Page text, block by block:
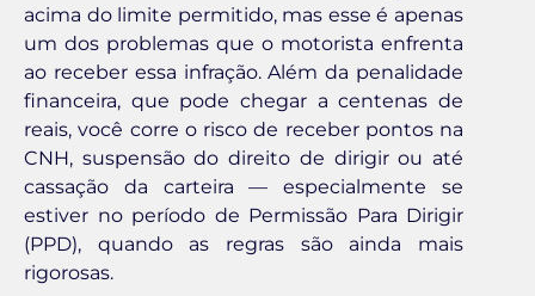
acima do limite permitido, mas esse é apenas
um dos problemas que o motorista enfrenta
ao receber essa infração. Além da penalidade
financeira, que pode chegar a centenas de
reais, você corre o risco de receber pontos na
CNH, suspensão do direito de dirigir ou até
cassação da carteira — especialmente se
estiver no período de Permissão Para Dirigir
(PPD), quando as regras são ainda mais
rigorosas.